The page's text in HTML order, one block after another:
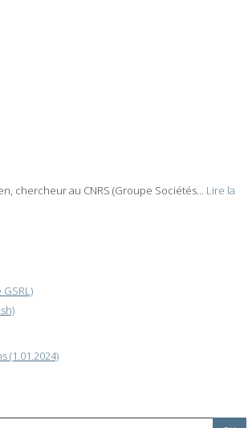
chercheur au CNRS (Groupe Sociétés... Lire la
(1.01.2024)